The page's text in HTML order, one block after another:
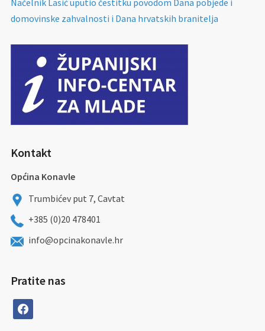
Načelnik Lasić uputio čestitku povodom Dana pobjede i
domovinske zahvalnosti i Dana hrvatskih branitelja
Kontakt
Općina Konavle
Trumbićev put 7, Cavtat
+385 (0)20 478401
info@opcinakonavle.hr
Pratite nas
facebook